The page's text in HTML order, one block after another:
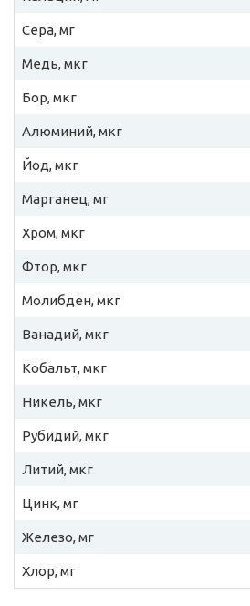
Сера, мг
Медь, мкг
Бор, мкг
Алюминий, мкг
Йод, мкг
Марганец, мг
Хром, мкг
Фтор, мкг
Молибден, мкг
Ванадий, мкг
Кобальт, мкг
Никель, мкг
Рубидий, мкг
Литий, мкг
Цинк, мг
Железо, мг
Хлор, мг